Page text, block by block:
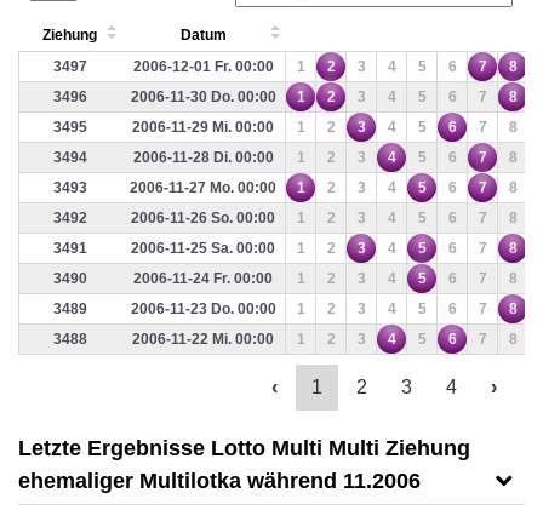
Ziehung
Datum
3497
2006-12-01 Fr. 00:00 1 2 3 4 5 6 7 8
3496
2006-11-30 Do. 00:00 1 2 3 4 5 6 7 8
3495
2006-11-29 Mi. 00:00 1 2 3 4 5 6 7 8
3494
2006-11-28 Di. 00:00 1 2 3 4 5 6 7 8
3493
2006-11-27 Mo. 00:00 1 2 3 4 5 6 7 8
3492
2006-11-26 So. 00:00 1 2 3 4 5 6 7 8
3491
2006-11-25 Sa. 00:00 1 2 3 4 5 6 7 8
3490
2006-11-24 Fr. 00:00 1 2 3 4 5 6 7 8
3489
2006-11-23 Do. 00:00 1 2 3 4 5 6 7 8
3488
2006-11-22 Mi. 00:00 1 2 3 4 5 6 7 8
‹ 1 2 3 4 ›
Letzte Ergebnisse Lotto Multi Multi Ziehung
ehemaliger Multilotka während 11.2006